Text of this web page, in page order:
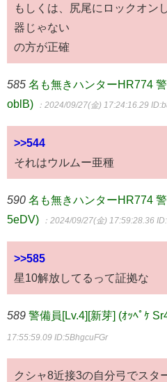
もしくは、尻尾にロックオン
器じゃない
の方が正確
585 名も無きハンターHR774
oblB)
：2024/09/27(金) 17:24:16.29
>>544
それはウルムー亜種
590 名も無きハンターHR774
5eDV)
：2024/09/27(金) 17:59:28.36
>>585
星10解放してるって証拠な
589 警備員[Lv.4][新芽] (ｵｯﾍﾟｹ
17:55:59.09 ID:5BhgcuFGr
クシャ8近接3の自分弓でスタ